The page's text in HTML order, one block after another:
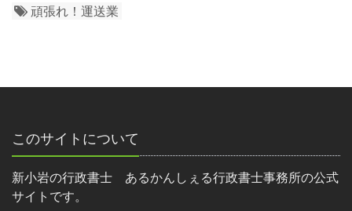
頑張れ！運送業
このサイトについて
新小岩の行政書士 あるかんしぇる行政書士事務所の公式
サイトです。